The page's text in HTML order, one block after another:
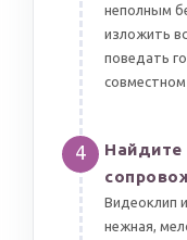
неполным
изложить
поведать
совместном
4
Найдите
Видеоклип
нежная,